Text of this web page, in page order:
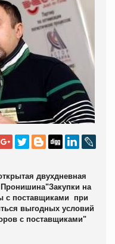
двухдневная
Пронишина"Закупки на
с поставщиками при
выгодных условий
с поставщиками"